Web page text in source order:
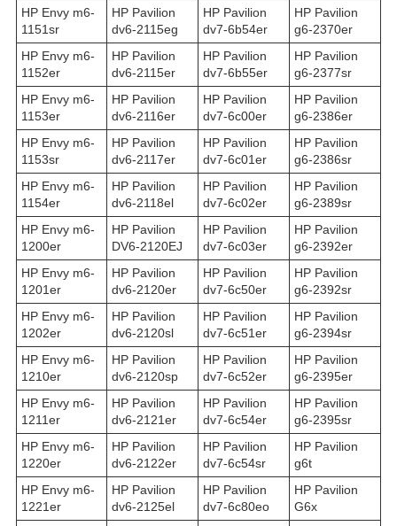
HP Envy m6-
1151sr
HP Pavilion
dv6-2115eg
HP Pavilion
dv7-6b54er
HP Pavilion
g6-2370er
HP Envy m6-
1152er
HP Pavilion
dv6-2115er
HP Pavilion
dv7-6b55er
HP Pavilion
g6-2377sr
HP Envy m6-
1153er
HP Pavilion
dv6-2116er
HP Pavilion
dv7-6c00er
HP Pavilion
g6-2386er
HP Envy m6-
1153sr
HP Pavilion
dv6-2117er
HP Pavilion
dv7-6c01er
HP Pavilion
g6-2386sr
HP Envy m6-
1154er
HP Pavilion
dv6-2118el
HP Pavilion
dv7-6c02er
HP Pavilion
g6-2389sr
HP Envy m6-
1200er
HP Pavilion
DV6-2120EJ
HP Pavilion
dv7-6c03er
HP Pavilion
g6-2392er
HP Envy m6-
1201er
HP Pavilion
dv6-2120er
HP Pavilion
dv7-6c50er
HP Pavilion
g6-2392sr
HP Envy m6-
1202er
HP Pavilion
dv6-2120sl
HP Pavilion
dv7-6c51er
HP Pavilion
g6-2394sr
HP Envy m6-
1210er
HP Pavilion
dv6-2120sp
HP Pavilion
dv7-6c52er
HP Pavilion
g6-2395er
HP Envy m6-
1211er
HP Pavilion
dv6-2121er
HP Pavilion
dv7-6c54er
HP Pavilion
g6-2395sr
HP Envy m6-
1220er
HP Pavilion
dv6-2122er
HP Pavilion
dv7-6c54sr
HP Pavilion
g6t
HP Envy m6-
1221er
HP Pavilion
dv6-2125el
HP Pavilion
dv7-6c80eo
HP Pavilion
G6x